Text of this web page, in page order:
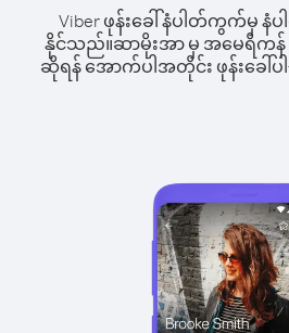
Viber ဖုန်းခေါ်နံပါတ်ကွက်မှ နံ
နိုင်သည်။ဆာမိုးအာ မှ အမေရိကန်
ဆိုရန် အောက်ပါအတိုင်း ဖုန်းခေါ်ပ